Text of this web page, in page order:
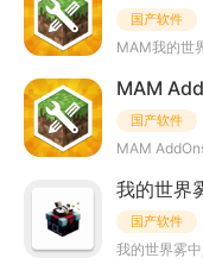
国产软件
国产软件
国产软件